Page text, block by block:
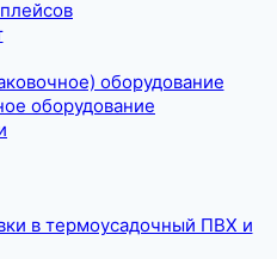
оборудование
оборудование
в термоусадочный ПВХ и